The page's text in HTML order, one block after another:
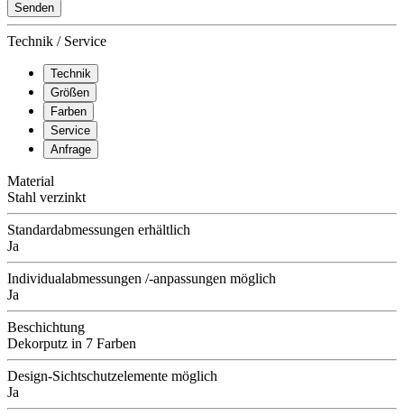
Senden
Technik / Service
Technik
Größen
Farben
Service
Anfrage
Material
Stahl verzinkt
Standardabmessungen erhältlich
Ja
Individualabmessungen /-anpassungen möglich
Ja
Beschichtung
Dekorputz in 7 Farben
Design-Sichtschutzelemente möglich
Ja